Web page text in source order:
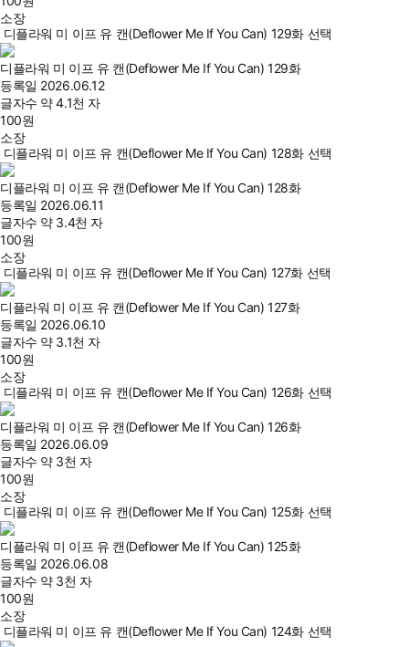
소장
디플라워 미 이프 유 캔(Deflower Me If You Can) 129화 선택
디플라워 미 이프 유 캔(Deflower Me If You Can) 129화
등록일 2026.06.12
글자수 약 4.1천 자
100원
소장
디플라워 미 이프 유 캔(Deflower Me If You Can) 128화 선택
디플라워 미 이프 유 캔(Deflower Me If You Can) 128화
등록일 2026.06.11
글자수 약 3.4천 자
100원
소장
디플라워 미 이프 유 캔(Deflower Me If You Can) 127화 선택
디플라워 미 이프 유 캔(Deflower Me If You Can) 127화
등록일 2026.06.10
글자수 약 3.1천 자
100원
소장
디플라워 미 이프 유 캔(Deflower Me If You Can) 126화 선택
디플라워 미 이프 유 캔(Deflower Me If You Can) 126화
등록일 2026.06.09
글자수 약 3천 자
100원
소장
디플라워 미 이프 유 캔(Deflower Me If You Can) 125화 선택
디플라워 미 이프 유 캔(Deflower Me If You Can) 125화
등록일 2026.06.08
글자수 약 3천 자
100원
소장
디플라워 미 이프 유 캔(Deflower Me If You Can) 124화 선택